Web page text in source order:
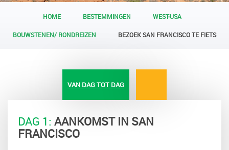
HOME BESTEMMINGEN WEST-USA
BOUWSTENEN/ RONDREIZEN BEZOEK SAN FRANCISCO TE FIETS
VAN DAG TOT DAG
DAG 1: AANKOMST IN SAN
FRANCISCO